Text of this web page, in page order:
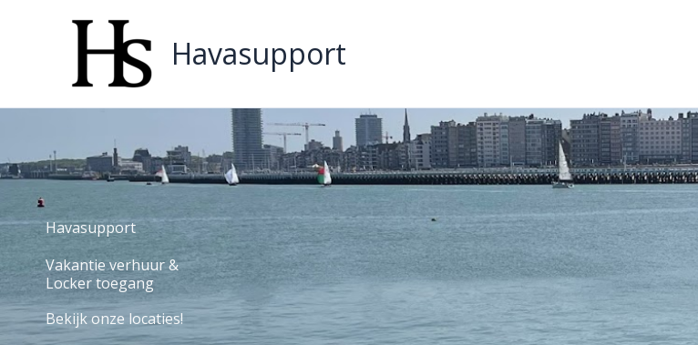
Havasupport
Havasupport
Vakantie verhuur &
Locker toegang
Bekijk onze locaties!